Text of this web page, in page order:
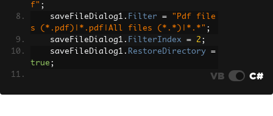
f" ;
    saveFileDialog1
. Filter =
"Pdf file
s (*.pdf)|*.pdf|All files (*.*)|*.*" ;
    saveFileDialog1
. FilterIndex = 2 ;
    saveFileDialog1
. RestoreDirectory
=
true ;
VB C#